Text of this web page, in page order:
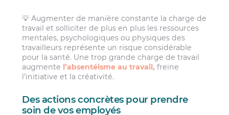
💡 Augmenter de manière constante la charge de
travail et solliciter de plus en plus les ressources
mentales, psychologiques ou physiques des
travailleurs représente un risque considérable
pour la santé. Une trop grande charge de travail
augmente l’absentéisme au travail, freine
l’initiative et la créativité.
Des actions concrètes pour prendre
soin de vos employés